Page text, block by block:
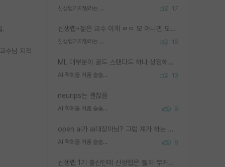
신생랩가지말라는 이유가 있었구나 17
신생랩+젊은 교수 이게 ㄹㅇ 모 아니면 도인듯.
신생랩가지말라는 이유가 있었구나 16
ML 대부분이 골드 스탠다드 하나 상정해놓고 (벤치마크 데이터셋이 여러 개면 여러 개 상정) 그거 얼마나 잘 맞추나 싸움임 가끔 번뜩이는 설계 철학을 보여주는 논문들도 있지만 대부분 그거 성적 얼마나 더 올리느라에 혈안이 되어 있는 측면이 잇음
AI 학회들 거품 슬슬 지적이 나오네요 13
neurips는 괜찮음
AI 학회들 거품 슬슬 지적이 나오네요 9
open ai가 ai대장아님? 그럼 쟤가 하는 말이 다 맞겠네
AI 학회들 거품 슬슬 지적이 나오네요 8
신생랩 1기 출신인데 신생랩은 줠라 무거운 바벨 같은거임. 들면 대박인데 못들면 깔려 죽음. 아무도 알려주지 않는 환경에서 자생해야하지만, 일단 살아남았다면 그 어떤 사람보다 악착같고 생존력 높은 사람으로 거듭날 수 있음
.
수님 지적